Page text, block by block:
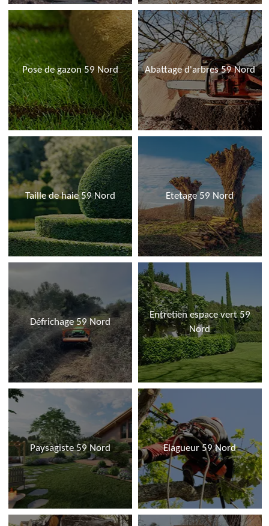
Pose de gazon 59 Nord Abattage d'arbres 59 Nord
Taille de haie 59 Nord Etetage 59 Nord
Défrichage 59 Nord
Entretien espace vert 59
Nord
Paysagiste 59 Nord Elagueur 59 Nord